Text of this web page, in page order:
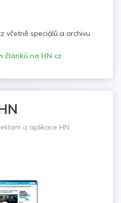
včetně speciálů a archivu
článků na HN.cz
a aplikace HN.